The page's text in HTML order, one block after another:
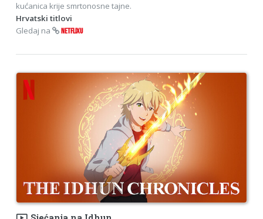
kućanica krije smrtonosne tajne.
Hrvatski titlovi
Gledaj na
NETFLIXU